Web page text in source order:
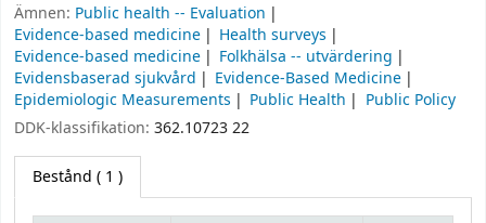
Ämnen: Public health -- Evaluation
Evidence-based medicine
Health surveys
Evidence-based medicine
Folkhälsa -- utvärdering
Evidensbaserad sjukvård
Evidence-Based Medicine
Epidemiologic Measurements
Public Health
Public Policy
DDK-klassifikation: 362.10723 22
Bestånd ( 1 )